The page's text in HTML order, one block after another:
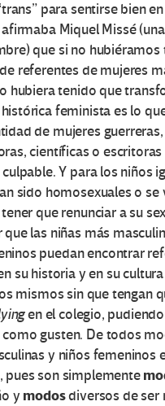
para sentirse bien
afirmaba Miquel Missé
que si no hubiéramos
referentes de mujeres
hubiera tenido que
feminista es lo
de mujeres
científicas o
Y para los niños
sido homosexuales o se
que renunciar a su
que las niñas más
puedan encontrar
su historia y en su
mismos sin que tengan
en el colegio,
gusten. De todos
y niños femeninos
pues son simplemente
y modosdiversos de ser